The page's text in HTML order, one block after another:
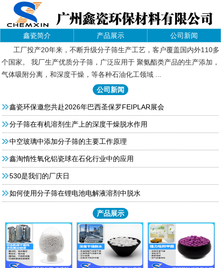
鑫瓷简介 产品展示
公司新闻
工厂投产20年来，不断升级分子筛生产工艺，客户覆盖国内外110多
个国家。 我厂生产优质分子筛，广泛应用于 聚氨酯类产品的生产添加，
气体吸附分离，和深度干燥，等各种石油化工领域 ...
公司新闻
鑫瓷环保邀您共赴2026年巴西圣保罗FEIPLAR展会
分子筛在有机溶剂生产上的深度干燥脱水作用
中空玻璃中添加分子筛的主要工作原理
鑫淘惰性氧化铝瓷球在石化行业中的应用
530是我们的厂庆日
如何使用分子筛在锂电池电解液溶剂中脱水
产品展示